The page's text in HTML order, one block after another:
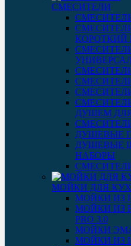
СМЕСИТЕЛИ
КОРОТКИЙ
ДУШЕМ
ДУШЕВЫЕ
ДУШЕВЫЕ
НАБОРЫ
МОЙКИ ДЛЯ
МОЙКИ ИЗ
МОЙКИ ИЗ
PRO 3.0
МОЙКИ
МОЙКИ ИЗ